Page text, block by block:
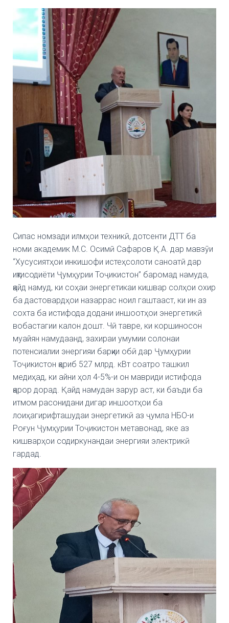
Сипас номзади илмҳои техникӣ, дотсенти ДТТ ба
номи академик М.С. Осимӣ Сафаров Қ.А. дар мавзӯи
“Хусусиятҳои инкишофи истеҳсолоти саноатӣ дар
иқтисодиёти Ҷумҳурии Тоҷикистон” баромад намуда,
қайд намуд, ки соҳаи энергетикаи кишвар солҳои охир
ба дастовардҳои назаррас ноил гаштааст, ки ин аз
сохта ба истифода додани иншоотҳои энергетикӣ
вобастагии калон дошт. Чӣ тавре, ки коршиносон
муайян намудаанд, захираи умумии солонаи
потенсиалии энергияи барқии обӣ дар Ҷумҳурии
Тоҷикистон қариб 527 млрд. кВт соатро ташкил
медиҳад, ки айни ҳол 4-5%-и он мавриди истифода
қарор дорад. Қайд намудан зарур аст, ки баъди ба
итмом расонидани дигар иншоотҳои ба
лоиҳагирифташудаи энергетикӣ аз ҷумла НБО-и
Роғун Ҷумҳурии Тоҷикистон метавонад, яке аз
кишварҳои содиркунандаи энергияи электрикӣ
гардад.